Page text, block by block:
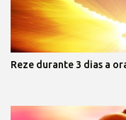
Reze durante 3 dias a